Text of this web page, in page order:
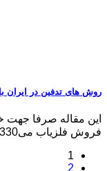
روش های تدفین در ایران
این مقاله صرفا جهت
فروش فلزیاب می09102191330
1
2